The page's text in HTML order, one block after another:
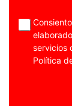
servicios
Política